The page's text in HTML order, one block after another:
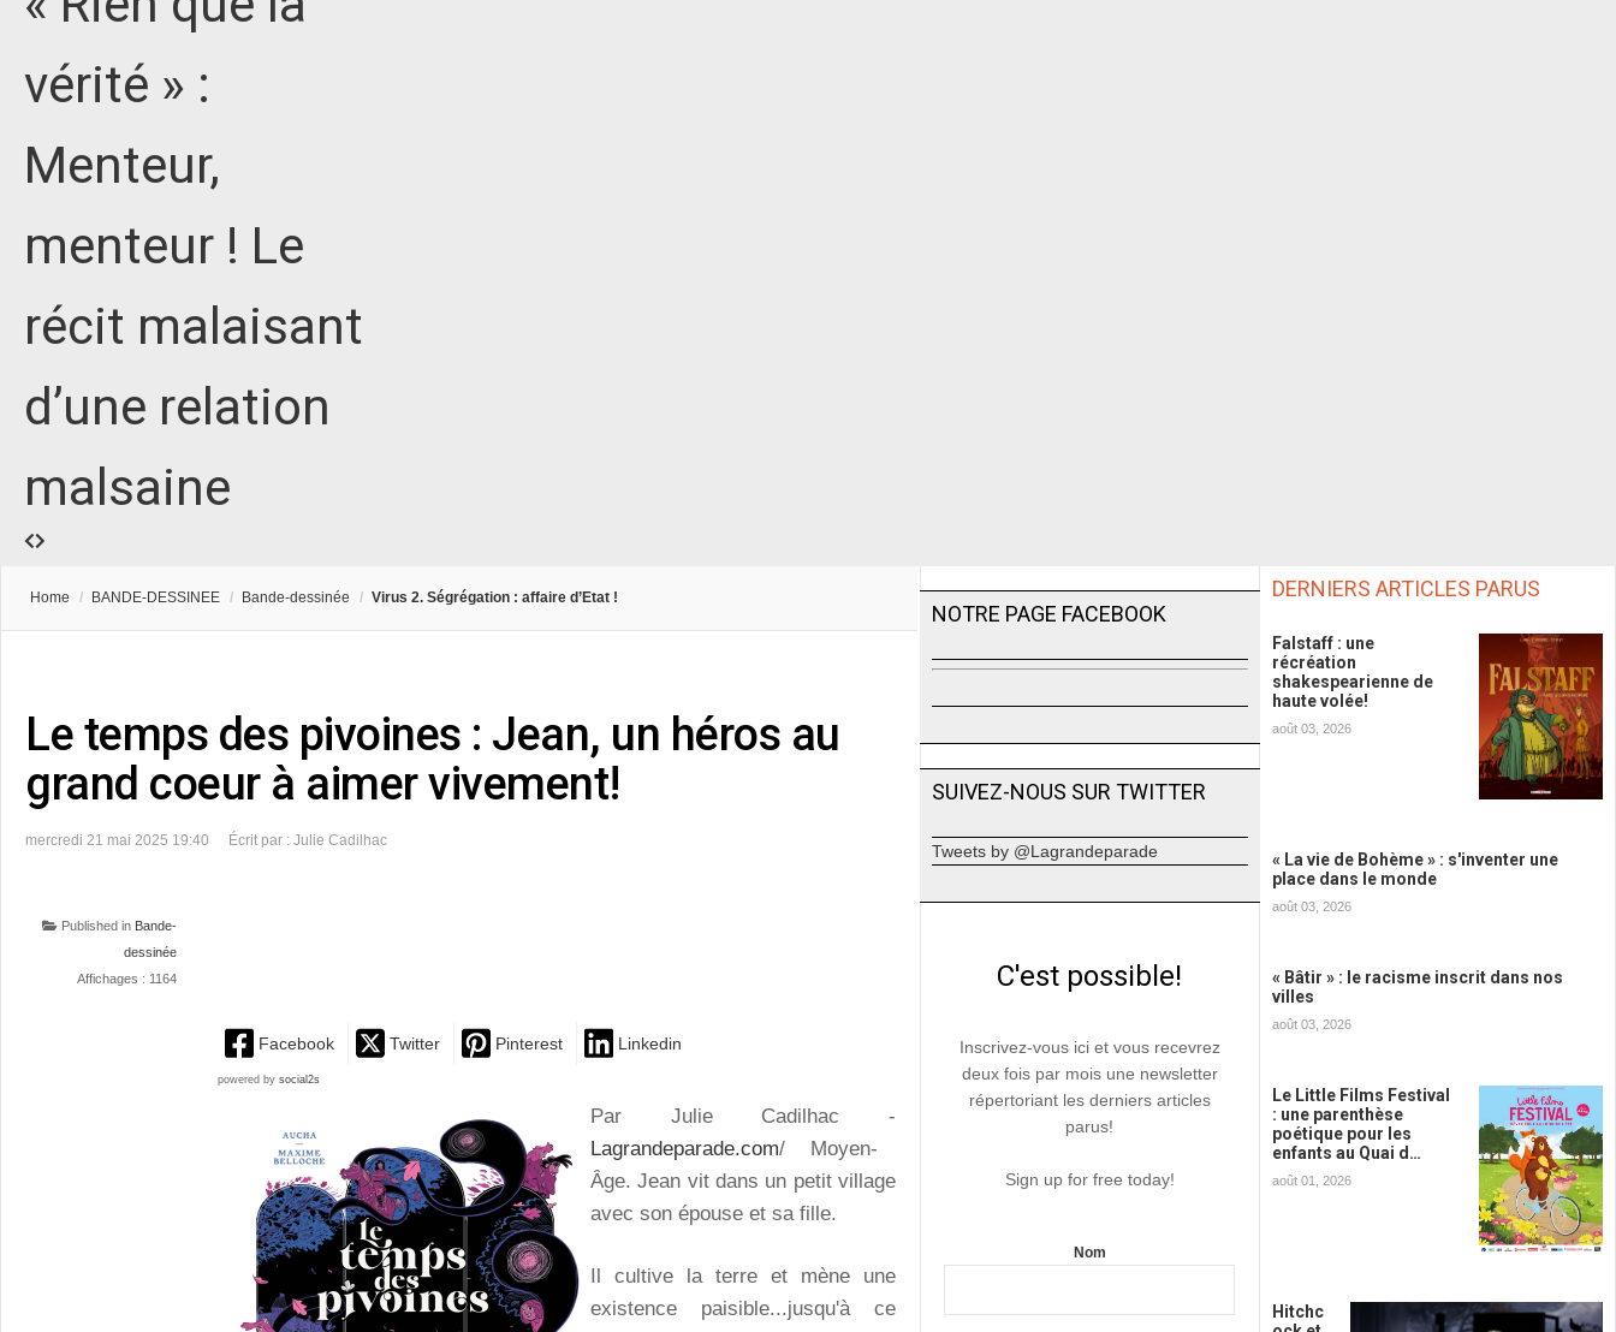
vérité » :
Menteur,
menteur ! Le
récit malaisant
d’une relation
malsaine
Home / BANDE-DESSINEE / Bande-dessinée / Virus 2. Ségrégation : affaire d’Etat !
Le temps des pivoines : Jean, un héros au
grand coeur à aimer vivement!
mercredi 21 mai 2025 19:40 Écrit par : Julie Cadilhac
Published in Bande-
dessinée
Affichages : 1164
Facebook Twitter Pinterest Linkedin
powered by social2s
Par Julie Cadilhac -
Lagrandeparade.com/ Moyen-
Âge. Jean vit dans un petit village
avec son épouse et sa fille.
Il cultive la terre et mène une
existence paisible...jusqu'à ce
NOTRE PAGE FACEBOOK
SUIVEZ-NOUS SUR TWITTER
Tweets by @Lagrandeparade
C'est possible!
Inscrivez-vous ici et vous recevrez
deux fois par mois une newsletter
répertoriant les derniers articles
parus!
Sign up for free today!
Nom
DERNIERS ARTICLES PARUS
Falstaff : une
récréation
shakespearienne de
haute volée!
août 03, 2026
« La vie de Bohème » : s'inventer une
place dans le monde
août 03, 2026
« Bâtir » : le racisme inscrit dans nos
villes
août 03, 2026
Le Little Films Festival
: une parenthèse
poétique pour les
enfants au Quai d…
août 01, 2026
Hitchc